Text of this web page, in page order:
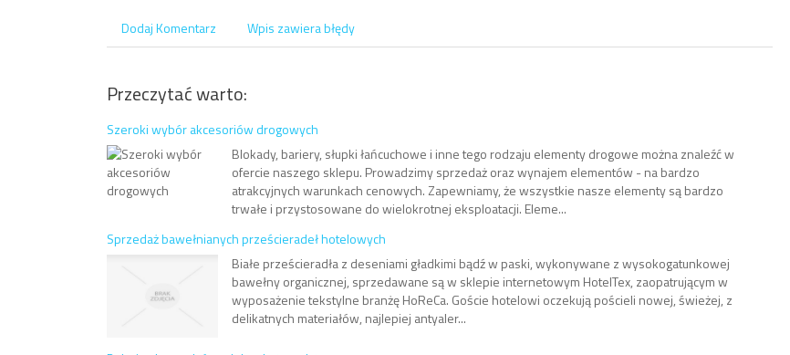
Dodaj Komentarz Wpis zawiera błędy
Przeczytać warto:
Szeroki wybór akcesoriów drogowych
Blokady, bariery, słupki łańcuchowe i inne tego rodzaju elementy drogowe można znaleźć w
ofercie naszego sklepu. Prowadzimy sprzedaż oraz wynajem elementów - na bardzo
atrakcyjnych warunkach cenowych. Zapewniamy, że wszystkie nasze elementy są bardzo
trwałe i przystosowane do wielokrotnej eksploatacji. Eleme...
Sprzedaż bawełnianych prześcieradeł hotelowych
Białe prześcieradła z deseniami gładkimi bądź w paski, wykonywane z wysokogatunkowej
bawełny organicznej, sprzedawane są w sklepie internetowym HotelTex, zaopatrującym w
wyposażenie tekstylne branżę HoReCa. Goście hotelowi oczekują pościeli nowej, świeżej, z
delikatnych materiałów, najlepiej antyaler...